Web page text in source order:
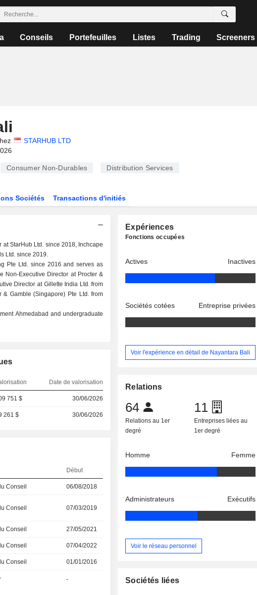
Conseils Portefeuilles Listes Trading Screeners
STARHUB LTD
Consumer Non-Durables
Distribution Services
Sociétés Transactions d'initiés
StarHub Ltd. since 2018, Inchcape
Ltd. since 2019.
Pte Ltd. since 2016 and serves as
Non-Executive Director at Procter &
Director at Gillette India Ltd. from
Gamble (Singapore) Pte Ltd. from
Ahmedabad and undergraduate
Date de valorisation
751 $ 30/06/2026
261 $ 30/06/2026
Début
Conseil 06/08/2018
Conseil 07/03/2019
Conseil 27/05/2021
Conseil 07/04/2022
Conseil 01/01/2016
-
Expériences
Fonctions occupées
Actives Inactives
Sociétés cotées Entreprise privées
Voir l'expérience en détail de Nayantara Bali
Relations
64
Relations au 1er
degré
11
Entreprises liées au
1er degré
Homme Femme
Administrateurs Exécutifs
Voir le réseau personnel
Sociétés liées